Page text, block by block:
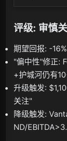
评级: 审慎
期望回报: -
"偏中性"修正:
+护城河仍有
升级触发:
关注"
降级触发:
ND/